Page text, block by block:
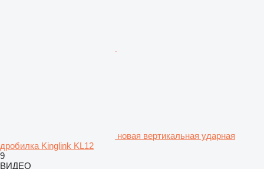
новая вертикальная ударная
дробилка Kinglink KL12
9
ВИДЕО